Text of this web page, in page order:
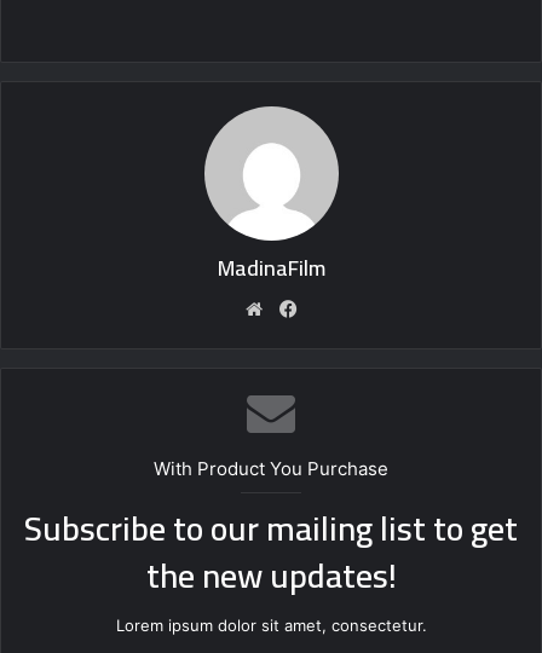
MadinaFilm
Website
With Product You Purchase
Subscribe to our mailing list to get
the new updates!
Lorem ipsum dolor sit amet, consectetur.